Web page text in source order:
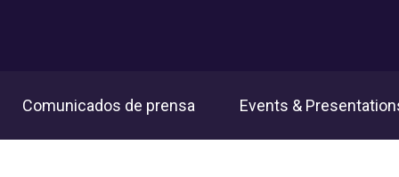
Comunicados de prensa Events &